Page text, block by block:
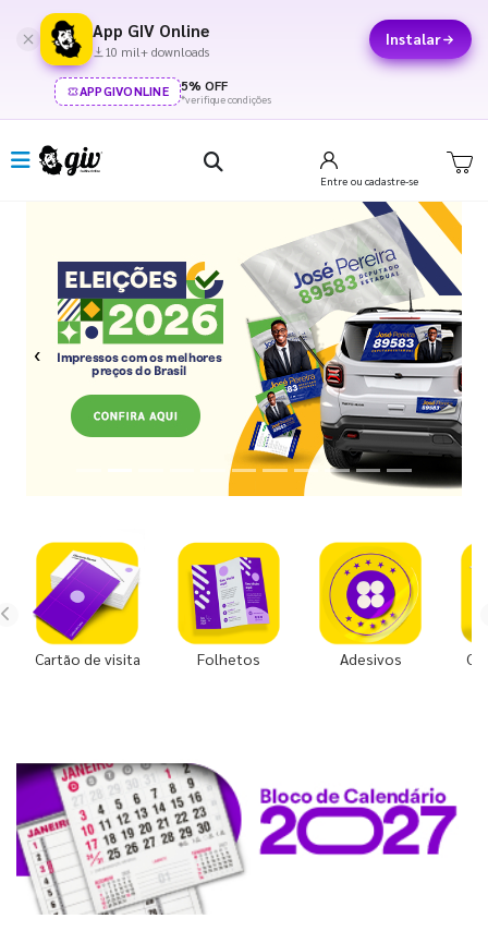
App GIV Online
10 mil+ downloads
Instalar
APPGIVONLINE 5% OFF
*verifique condições
Entre ou cadastre-se
Previous Next
Cartão de visita Folhetos Adesivos